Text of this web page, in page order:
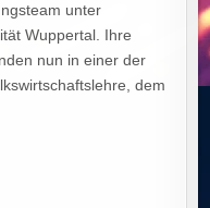
unter
Wuppertal. Ihre
nun in einer der
dem